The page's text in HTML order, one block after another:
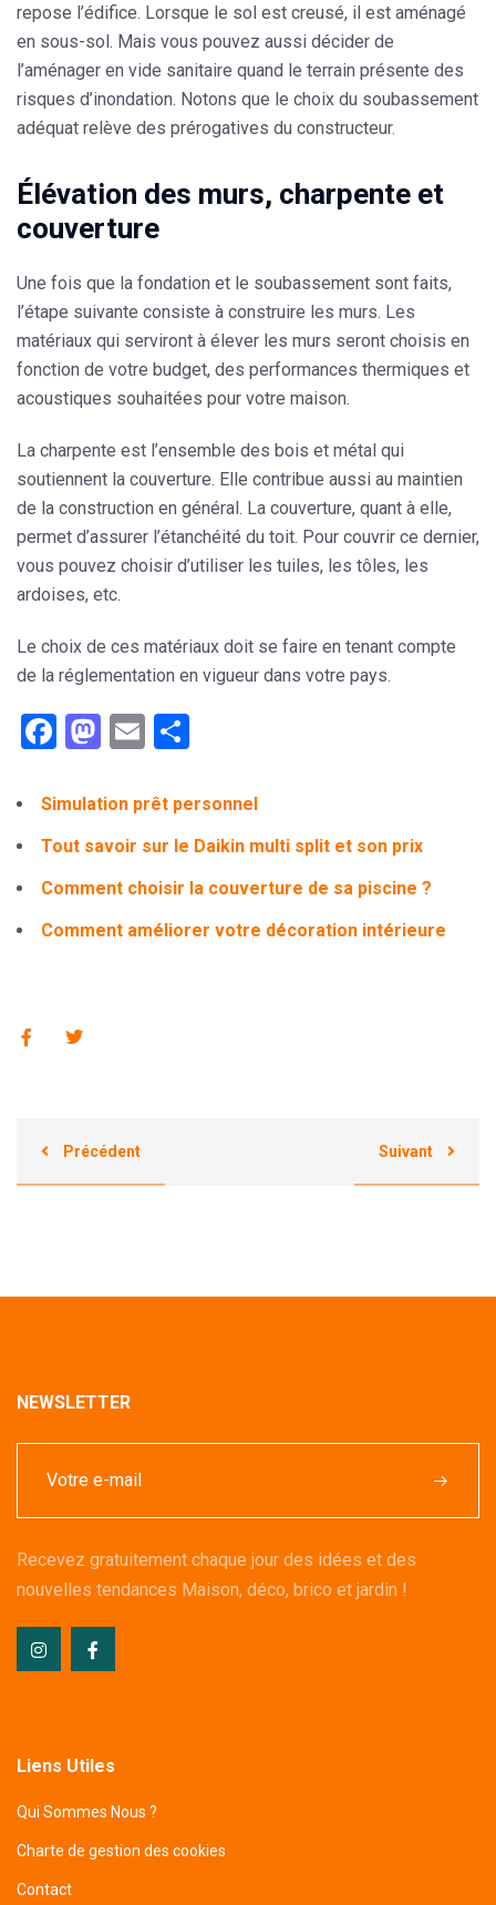
repose l’édifice. Lorsque le sol est creusé, il est aménagé
en sous-sol. Mais vous pouvez aussi décider de
l’aménager en vide sanitaire quand le terrain présente des
risques d’inondation. Notons que le choix du soubassement
adéquat relève des prérogatives du constructeur.
Élévation des murs, charpente et
couverture
Une fois que la fondation et le soubassement sont faits,
l’étape suivante consiste à construire les murs. Les
matériaux qui serviront à élever les murs seront choisis en
fonction de votre budget, des performances thermiques et
acoustiques souhaitées pour votre maison.
La charpente est l’ensemble des bois et métal qui
soutiennent la couverture. Elle contribue aussi au maintien
de la construction en général. La couverture, quant à elle,
permet d’assurer l’étanchéité du toit. Pour couvrir ce dernier,
vous pouvez choisir d’utiliser les tuiles, les tôles, les
ardoises, etc.
Le choix de ces matériaux doit se faire en tenant compte
de la réglementation en vigueur dans votre pays.
Facebook
Mastodon
Email
Simulation prêt personnel
Tout savoir sur le Daikin multi split et son prix
Comment choisir la couverture de sa piscine ?
Comment améliorer votre décoration intérieure
Précédent Suivant
NEWSLETTER
Recevez gratuitement chaque jour des idées et des
nouvelles tendances Maison, déco, brico et jardin !
Liens Utiles
Qui Sommes Nous ?
Charte de gestion des cookies
Contact